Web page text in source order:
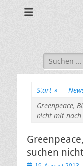
Suchen
nach:
Start »
Greenpeace,
nicht mit nach
suchen